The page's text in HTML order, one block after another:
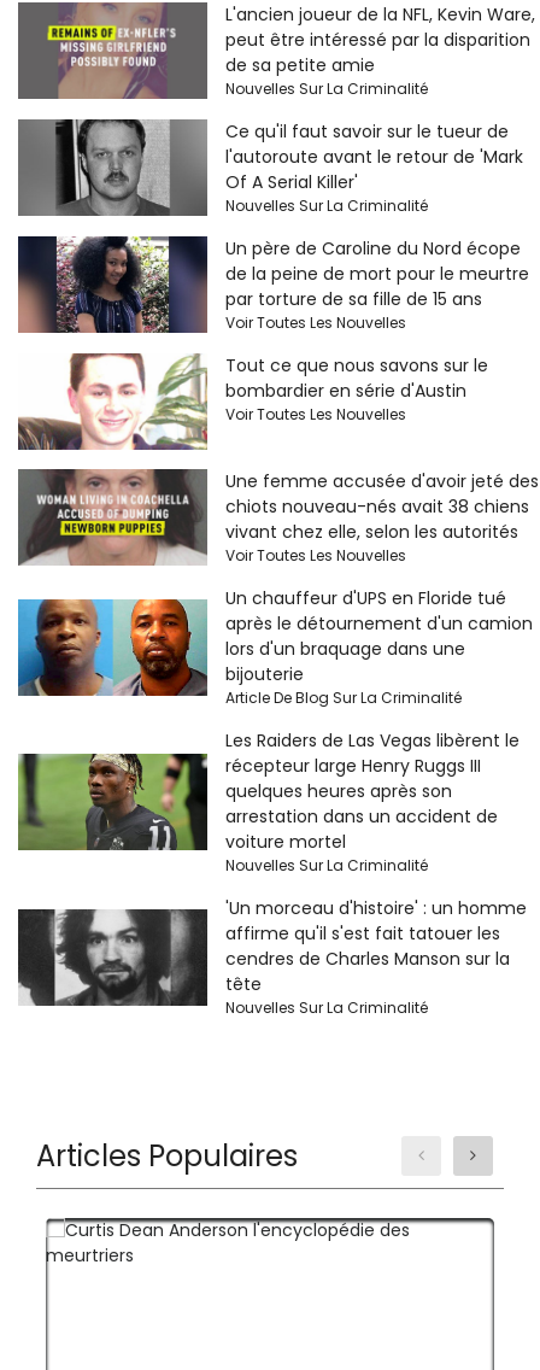
L'ancien joueur de la NFL, Kevin Ware,
peut être intéressé par la disparition
de sa petite amie
Nouvelles Sur La Criminalité
Ce qu'il faut savoir sur le tueur de
l'autoroute avant le retour de 'Mark
Of A Serial Killer'
Nouvelles Sur La Criminalité
Un père de Caroline du Nord écope
de la peine de mort pour le meurtre
par torture de sa fille de 15 ans
Voir Toutes Les Nouvelles
Tout ce que nous savons sur le
bombardier en série d'Austin
Voir Toutes Les Nouvelles
Une femme accusée d'avoir jeté des
chiots nouveau-nés avait 38 chiens
vivant chez elle, selon les autorités
Voir Toutes Les Nouvelles
Un chauffeur d'UPS en Floride tué
après le détournement d'un camion
lors d'un braquage dans une
bijouterie
Article De Blog Sur La Criminalité
Les Raiders de Las Vegas libèrent le
récepteur large Henry Ruggs III
quelques heures après son
arrestation dans un accident de
voiture mortel
Nouvelles Sur La Criminalité
'Un morceau d'histoire' : un homme
affirme qu'il s'est fait tatouer les
cendres de Charles Manson sur la
tête
Nouvelles Sur La Criminalité
Articles Populaires